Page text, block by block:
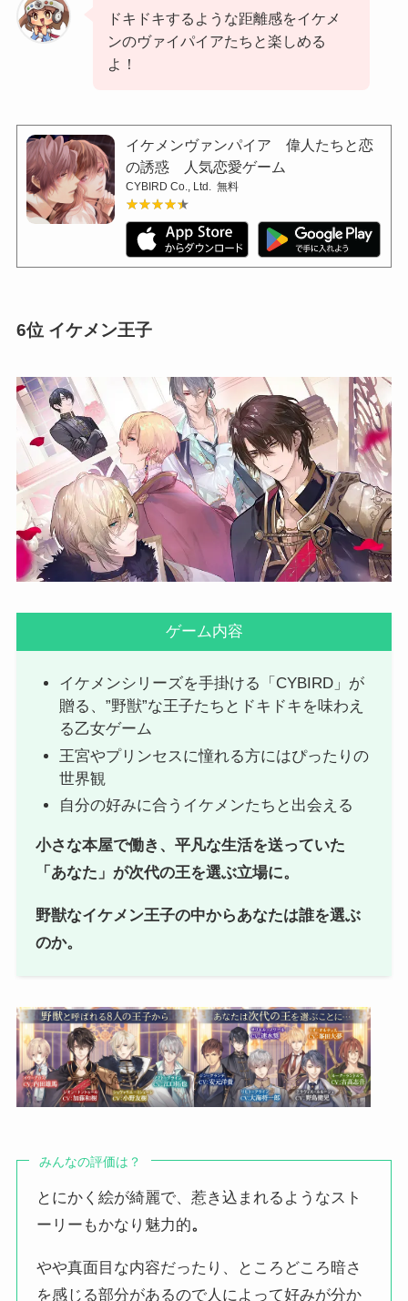
ドキドキするような距離感をイケメ
ンのヴァイパイアたちと楽しめる
よ！
イケメンヴァンパイア 偉人たちと恋
の誘惑 人気恋愛ゲーム
CYBIRD Co., Ltd. 無料
★★★★★
★★★★★
6位 イケメン王子
ゲーム内容
イケメンシリーズを手掛ける「CYBIRD」が
贈る、”野獣”な王子たちとドキドキを味わえ
る乙女ゲーム
王宮やプリンセスに憧れる方にはぴったりの
世界観
自分の好みに合うイケメンたちと出会える
小さな本屋で働き、平凡な生活を送っていた
「あなた」が次代の王を選ぶ立場に。
野獣なイケメン王子の中からあなたは誰を選ぶ
のか。
みんなの評価は？
とにかく絵が綺麗で、惹き込まれるようなスト
ーリーもかなり魅力的。
やや真面目な内容だったり、ところどころ暗さ
を感じる部分があるので人によって好みが分か